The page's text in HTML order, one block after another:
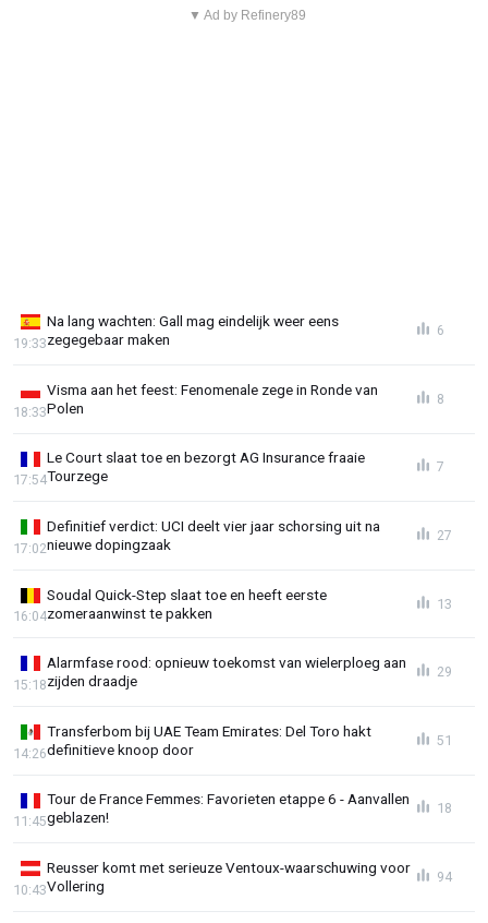
▼ Ad by Refinery89
Na lang wachten: Gall mag eindelijk weer eens
zegegebaar maken
19:33
6
Visma aan het feest: Fenomenale zege in Ronde van
Polen
18:33
8
Le Court slaat toe en bezorgt AG Insurance fraaie
Tourzege
17:54
7
Definitief verdict: UCI deelt vier jaar schorsing uit na
nieuwe dopingzaak
17:02
27
Soudal Quick-Step slaat toe en heeft eerste
zomeraanwinst te pakken
16:04
13
Alarmfase rood: opnieuw toekomst van wielerploeg aan
zijden draadje
15:18
29
Transferbom bij UAE Team Emirates: Del Toro hakt
definitieve knoop door
14:26
51
Tour de France Femmes: Favorieten etappe 6 - Aanvallen
geblazen!
11:45
18
Reusser komt met serieuze Ventoux-waarschuwing voor
Vollering
10:43
94